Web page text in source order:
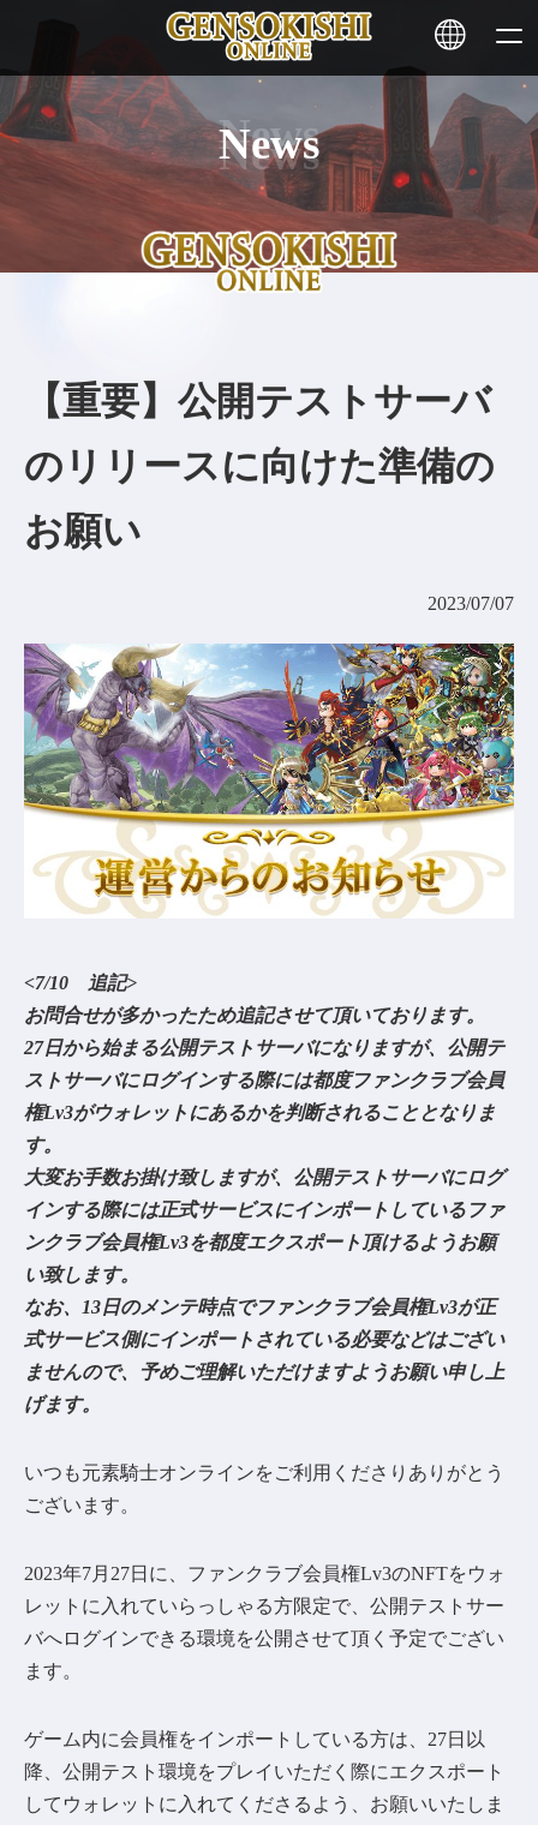
ニュース
ステーキング
その他
お問い合わせ
AGREEMENT&LICENCE
News
【重要】公開テストサーバ
のリリースに向けた準備の
お願い
2023/07/07
<7/10 追記>
お問合せが多かったため追記させて頂いております。
27日から始まる公開テストサーバになりますが、公開テ
ストサーバにログインする際には都度ファンクラブ会員
権Lv3がウォレットにあるかを判断されることとなりま
す。
大変お手数お掛け致しますが、公開テストサーバにログ
インする際には正式サービスにインポートしているファ
ンクラブ会員権Lv3を都度エクスポート頂けるようお願
い致します。
なお、13日のメンテ時点でファンクラブ会員権Lv3が正
式サービス側にインポートされている必要などはござい
ませんので、予めご理解いただけますようお願い申し上
げます。
いつも元素騎士オンラインをご利用くださりありがとう
ございます。
2023年7月27日に、ファンクラブ会員権Lv3のNFTをウォ
レットに入れていらっしゃる方限定で、公開テストサー
バへログインできる環境を公開させて頂く予定でござい
ます。
ゲーム内に会員権をインポートしている方は、27日以
降、公開テスト環境をプレイいただく際にエクスポート
してウォレットに入れてくださるよう、お願いいたしま